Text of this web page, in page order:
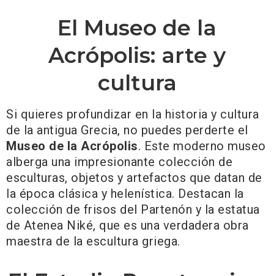
El Museo de la
Acrópolis: arte y
cultura
Si quieres profundizar en la historia y cultura
de la antigua Grecia, no puedes perderte el
Museo de la Acrópolis. Este moderno museo
alberga una impresionante colección de
esculturas, objetos y artefactos que datan de
la época clásica y helenística. Destacan la
colección de frisos del Partenón y la estatua
de Atenea Niké, que es una verdadera obra
maestra de la escultura griega.